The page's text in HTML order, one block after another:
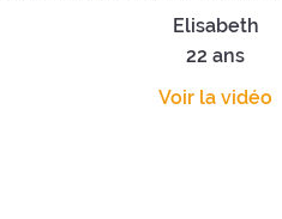
Elisabeth
22 ans
Voir la vidéo